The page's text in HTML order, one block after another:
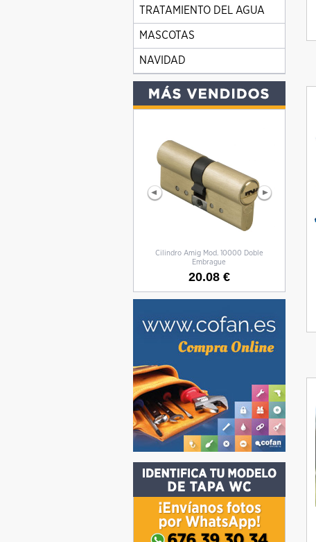
TRATAMIENTO DEL AGUA
MASCOTAS
NAVIDAD
Cilindro Amig Mod. 10000 Doble
Embrague
20.08 €